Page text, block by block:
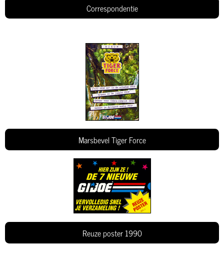
Correspondentie
Marsbevel Tiger Force
Reuze poster 1990